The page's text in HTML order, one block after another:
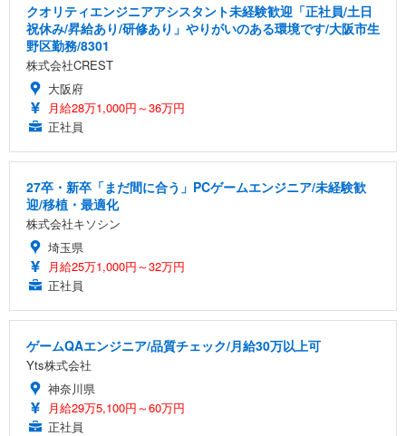
クオリティエンジニアアシスタント未経験歓迎「正社員/土日
祝休み/昇給あり/研修あり」やりがいのある環境です/大阪市生
野区勤務/8301
株式会社CREST
大阪府
月給28万1,000円～36万円
正社員
27卒・新卒「まだ間に合う」PCゲームエンジニア/未経験歓
迎/移植・最適化
株式会社キソシン
埼玉県
月給25万1,000円～32万円
正社員
ゲームQAエンジニア/品質チェック/月給30万以上可
Yts株式会社
神奈川県
月給29万5,100円～60万円
正社員